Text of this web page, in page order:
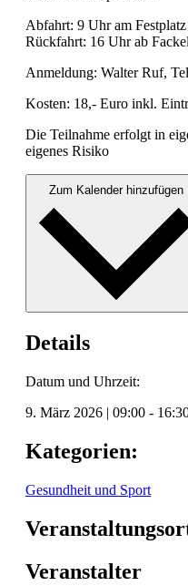
Abfahrt: 9 Uhr am
Rück­fahrt: 16 Uhr ab
Anmel­dung: Wal­ter Ruf,
Kosten: 18,- Euro inkl.
Die Teil­nahme erfol­gt in
eigenes Risiko
Details
Datum und Uhrzeit:
9. März 2026 | 09:00 -
Kategorien:
Gesundheit und Sport
Veranstalter